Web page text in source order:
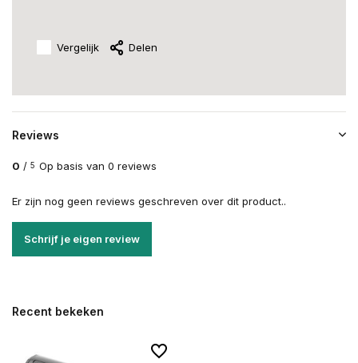
Vergelijk Delen
Reviews
0 / 5 Op basis van 0 reviews
Er zijn nog geen reviews geschreven over dit product..
Schrijf je eigen review
Recent bekeken